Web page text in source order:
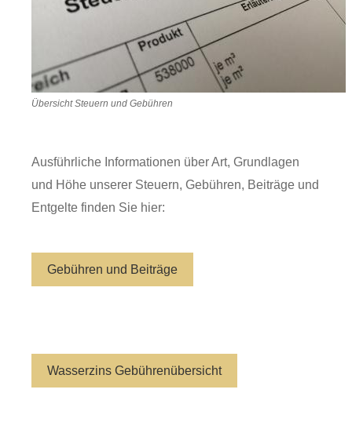
Übersicht Steuern und Gebühren
Ausführliche Informationen über Art, Grundlagen
und Höhe unserer Steuern, Gebühren, Beiträge und
Entgelte finden Sie hier:
Gebühren und Beiträge
Wasserzins Gebührenübersicht